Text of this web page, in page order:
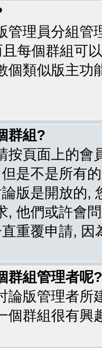
管理員分組管
每個群組可
個類似版主功
群組?
按頁面上的會
是不是所有
版是開放的,
, 他們或許會
重覆申請, 因
群組管理者呢?
論版管理者所
個群組很有興